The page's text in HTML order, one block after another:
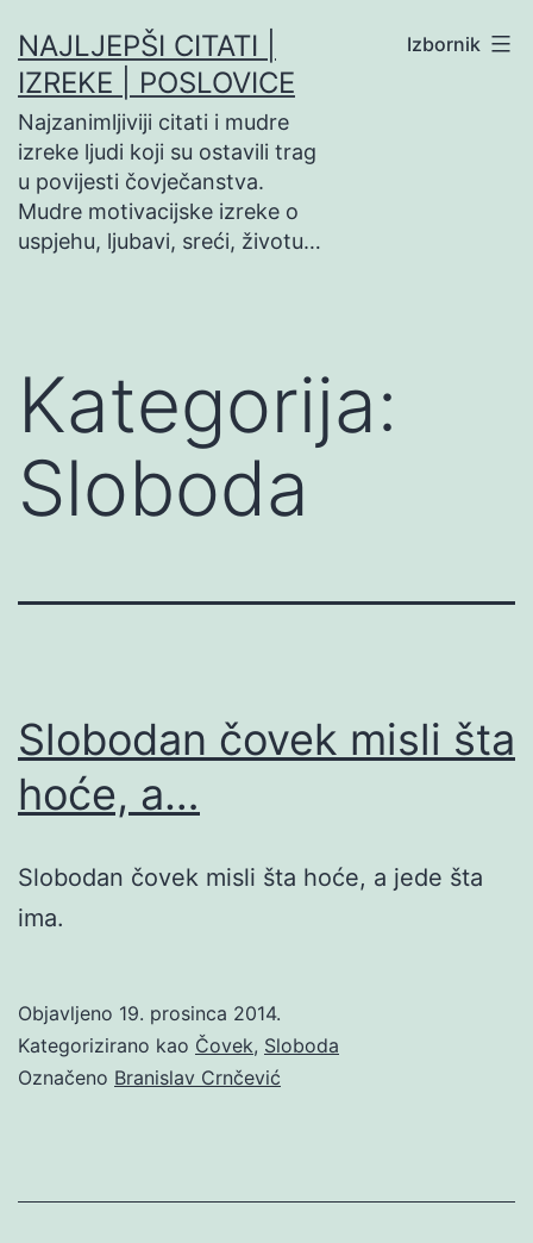
na
sadržaj
NAJLJEPŠI CITATI |
IZREKE | POSLOVICE
Najzanimljiviji citati i mudre
izreke ljudi koji su ostavili trag
u povijesti čovječanstva.
Mudre motivacijske izreke o
uspjehu, ljubavi, sreći, životu…
Izbornik
Kategorija:
Sloboda
Slobodan čovek misli šta
hoće, a…
Slobodan čovek misli šta hoće, a jede šta
ima.
Objavljeno 19. prosinca 2014.
Kategorizirano kao Čovek, Sloboda
Označeno Branislav Crnčević